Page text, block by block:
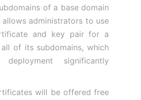
of a base domain
allows administrators to use
and key pair for a
of its subdomains, which
significantly
will be offered free